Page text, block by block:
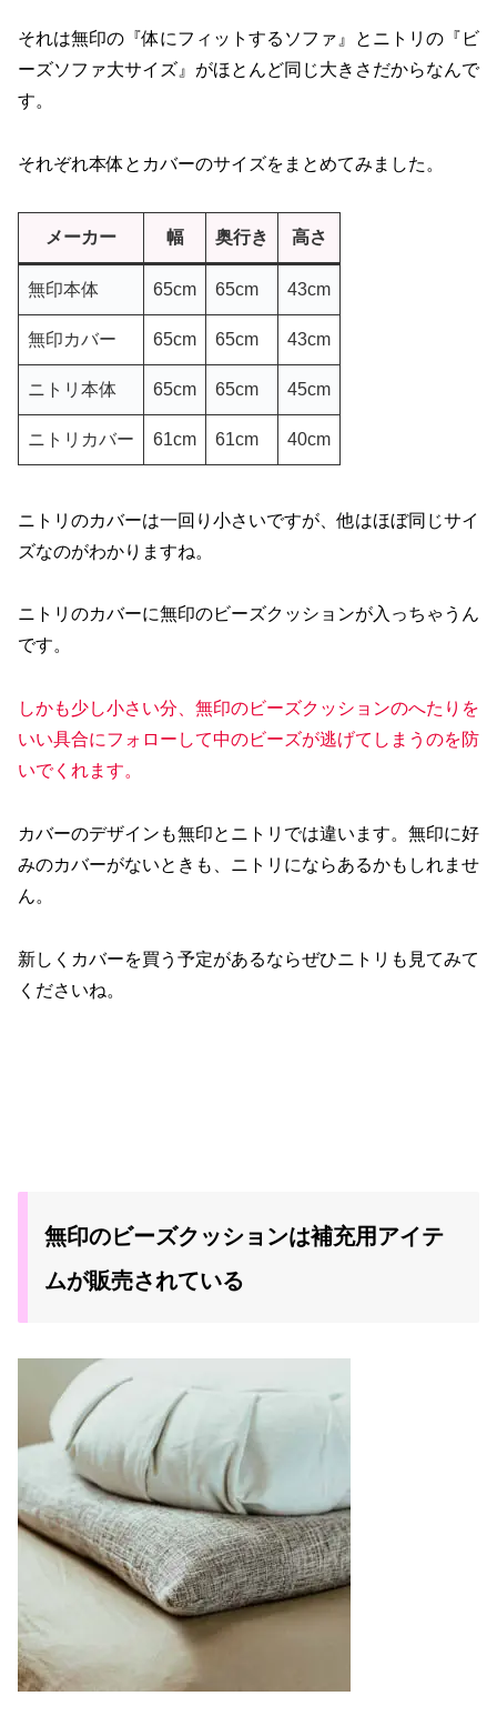
それは無印の『体にフィットするソファ』とニトリの『ビ
ーズソファ大サイズ』がほとんど同じ大きさだからなんで
す。
それぞれ本体とカバーのサイズをまとめてみました。
メーカー 幅 奥行き 高さ
無印本体 65cm 65cm 43cm
無印カバー 65cm 65cm 43cm
ニトリ本体 65cm 65cm 45cm
ニトリカバー 61cm 61cm 40cm
ニトリのカバーは一回り小さいですが、他はほぼ同じサイ
ズなのがわかりますね。
ニトリのカバーに無印のビーズクッションが入っちゃうん
です。
しかも少し小さい分、無印のビーズクッションのへたりを
いい具合にフォローして中のビーズが逃げてしまうのを防
いでくれます。
カバーのデザインも無印とニトリでは違います。無印に好
みのカバーがないときも、ニトリにならあるかもしれませ
ん。
新しくカバーを買う予定があるならぜひニトリも見てみて
くださいね。
無印のビーズクッションは補充用アイテ
ムが販売されている